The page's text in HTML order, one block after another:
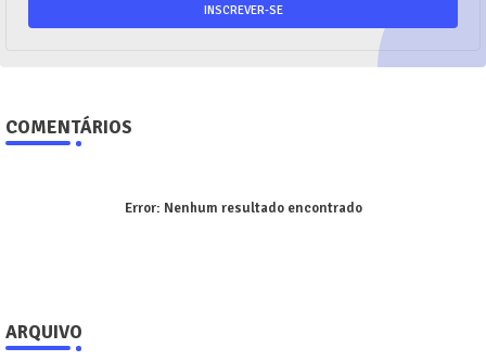
COMENTÁRIOS
Error: Nenhum resultado encontrado
ARQUIVO